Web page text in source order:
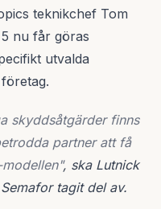
teknikchef Tom
nu får göras
utvalda
skyddsåtgärder finns
partner att få
, ska Lutnick
tagit del av.